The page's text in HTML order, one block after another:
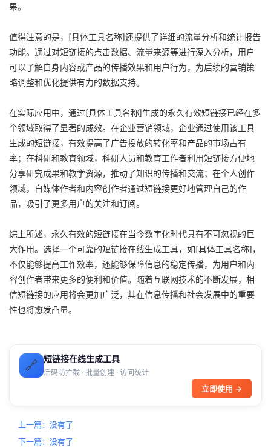
果。
值得注意的是，[具体工具名称]还提供了详细的流量分析和统计报告
功能。通过对短链接的点击数据、流量来源等进行深入分析，用户
可以了解自身内容或产品的传播效果和用户行为，为后续的营销策
略调整和优化提供有力的数据支持。
在实际应用中，通过[具体工具名称]生成的永久有效短链接已经在多
个领域取得了显著的成效。在企业营销领域，企业通过使用该工具
生成的短链接，有效提高了广告投放的转化率和产品的市场占有
率；在科研和教育领域，科研人员和教育工作者利用短链接方便地
分享研究成果和教学资源，推动了知识的传播和交流；在个人创作
领域，自媒体作者和内容创作者通过短链接更好地管理自己的作
品，吸引了更多用户的关注和订阅。
综上所述，永久有效的短链接在当今数字化时代具有不可忽视的巨
大作用。选择一个可靠的短链接在线生成工具，如[具体工具名称]，
不仅能够提高工作效率，还能够保障信息的稳定传播，为用户和内
容创作者带来更多的便利和价值。随着互联网技术的不断发展，相
信短链接的应用将会更加广泛，其在信息传播和社会发展中的重要
性也将愈发凸显。
🔗 短链接在线生成工具
活码防拦截 · 批量创建 · 访问统计
立即使用 →
上一篇：没有了
下一篇：没有了